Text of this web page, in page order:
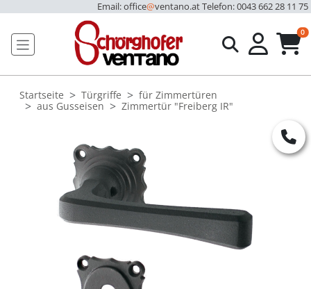
Email: office@ventano.atTelefon: 0043 662 28 11 75
0
Startseite Türgriffe
für Zimmertüren
aus Gusseisen
Zimmertür "Freiberg IR"